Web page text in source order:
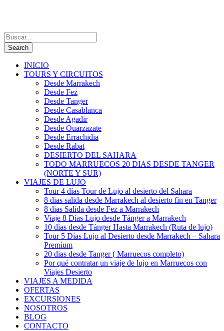
INICIO
TOURS Y CIRCUITOS
Desde Marrakech
Desde Fez
Desde Tanger
Desde Casablanca
Desde Agadir
Desde Ouarzazate
Desde Errachidia
Desde Rabat
DESIERTO DEL SAHARA
TODO MARRUECOS 20 DIAS DESDE TANGER
(NORTE Y SUR)
VIAJES DE LUJO
Tour 4 días Tour de Lujo al desierto del Sahara
8 dias salida desde Marrakech al desierto fin en Tanger
8 dias Salida desde Fez a Marrakech
Viaje 8 Días Lujo desde Tánger a Marrakech
10 dias desde Tánger Hasta Marrakech (Ruta de lujo)
Tour 5 Días Lujo al Desierto desde Marrakech – Sahara
Premium
20 dias desde Tanger ( Marruecos completo)
Por qué contratar un viaje de lujo en Marruecos con
Viajes Desierto
VIAJES A MEDIDA
OFERTAS
EXCURSIONES
NOSOTROS
BLOG
CONTACTO